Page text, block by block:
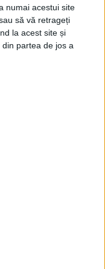
numai acestui site
să vă retrageți
la acest site și
partea de jos a